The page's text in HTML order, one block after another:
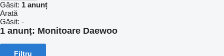
Găsit: 1 anunț
Arată
Găsit: -
1 anunț: Monitoare Daewoo
Filtru